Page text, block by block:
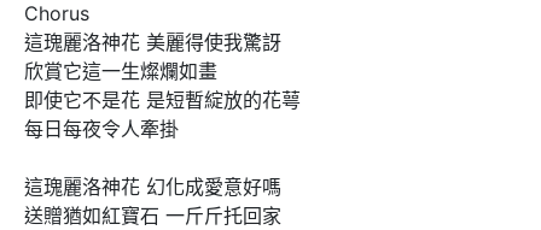
Chorus
這瑰麗洛神花 美麗得使我驚訝
欣賞它這一生燦爛如畫
即使它不是花 是短暫綻放的花萼
每日每夜令人牽掛
這瑰麗洛神花 幻化成愛意好嗎
送贈猶如紅寶石 一斤斤托回家